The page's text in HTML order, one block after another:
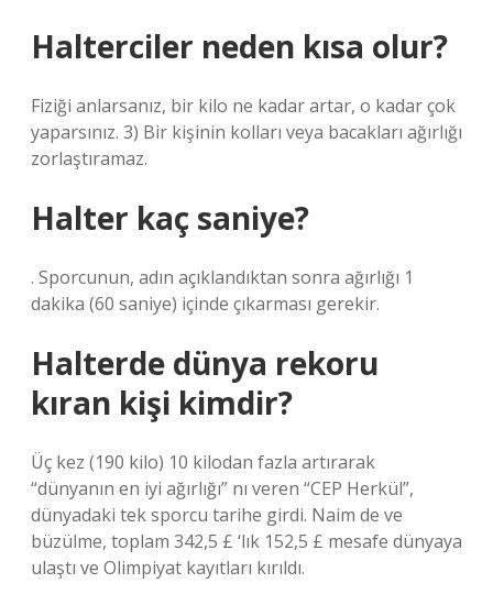
Halterciler neden kısa olur?
Fiziği anlarsanız, bir kilo ne kadar artar, o kadar çok
yaparsınız. 3) Bir kişinin kolları veya bacakları ağırlığı
zorlaştıramaz.
Halter kaç saniye?
. Sporcunun, adın açıklandıktan sonra ağırlığı 1
dakika (60 saniye) içinde çıkarması gerekir.
Halterde dünya rekoru
kıran kişi kimdir?
Üç kez (190 kilo) 10 kilodan fazla artırarak
“dünyanın en iyi ağırlığı” nı veren “CEP Herkül”,
dünyadaki tek sporcu tarihe girdi. Naim de ve
büzülme, toplam 342,5 £ ‘lık 152,5 £ mesafe dünyaya
ulaştı ve Olimpiyat kayıtları kırıldı.